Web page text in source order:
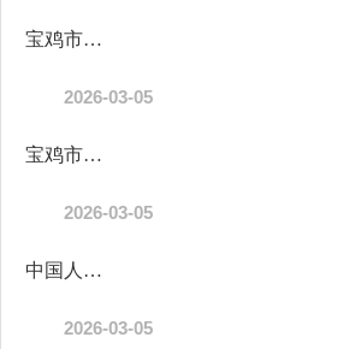
宝鸡市陈仓区人民代表大会常务委员会办公室（汇总）2026年部门预算...
2026-03-05
宝鸡市陈仓区人民政府办公室（汇总）2026年部门预算公开
2026-03-05
中国人民政治协商会议陕西省宝鸡市陈仓区委员会办公（汇总）2026年...
2026-03-05